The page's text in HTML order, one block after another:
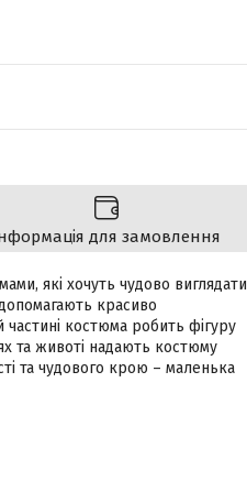
для замовлення
які хочуть чудово виглядати
красиво
частині костюма робить фігуру
та животі надають костюму
та чудового крою – маленька